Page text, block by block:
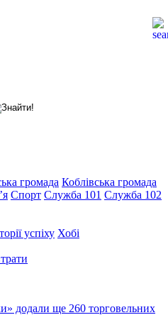
громада Коблівська громада
Спорт Служба 101 Служба 102
успіху Хобі